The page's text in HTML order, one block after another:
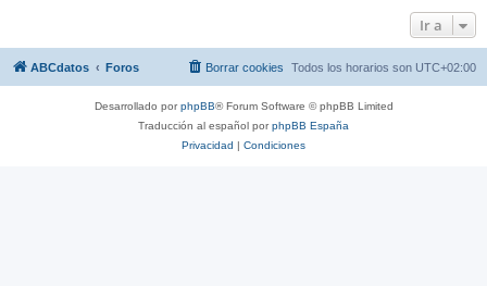
Ir a
ABCdatos Foros Todos los horarios son UTC+02:00
Borrar cookies
Desarrollado porphpBB® Forum Software © phpBB Limited
Traducción al español porphpBB España
Privacidad | Condiciones